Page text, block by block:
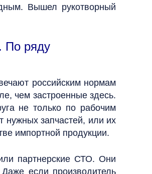
Вышел рукотворный
По ряду
российским нормам
чем застроенные здесь.
не только по рабочим
нужных запчастей, или их
импортной продукции.
партнерские СТО. Они
если производитель